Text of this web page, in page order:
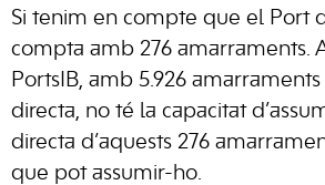
Si tenim en compte que el Port
compta amb 276 amarraments.
PortsIB, amb 5.926
directa, no té la capacitat
directa d’aquests 276
que pot assumir-ho.